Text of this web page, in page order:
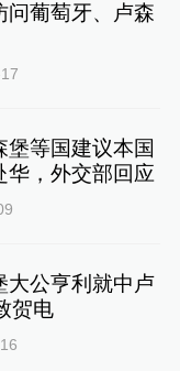
问葡萄牙、卢森
堡等国建议本国
华，外交部回应
大公亨利就中卢
贺电